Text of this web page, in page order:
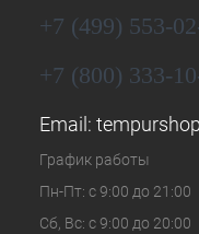
+7 (499) 553-
+7 (800) 333-
Email:
График работы
Пн-Пт: с 9:00 до 21:00
Сб, Вс: с 9:00 до 20:00